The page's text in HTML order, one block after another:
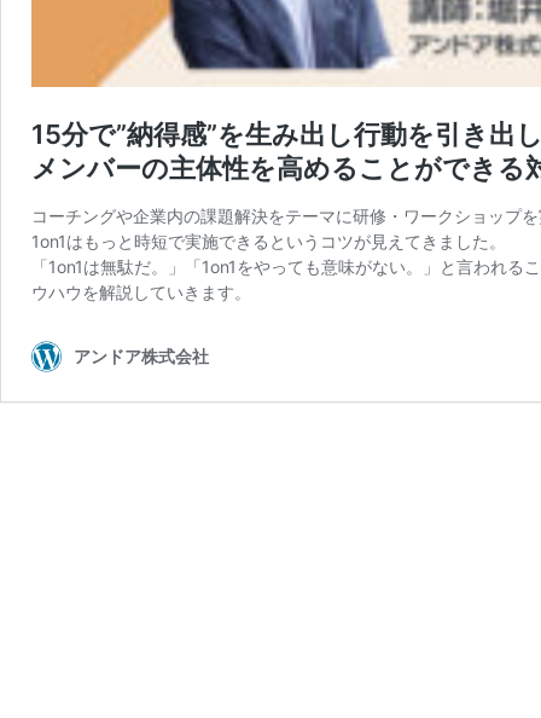
15分で”納得感”を生み出し行動を引き出
メンバーの主体性を高めることができる
コーチングや企業内の課題解決をテーマに研修・ワークショップ
1on1はもっと時短で実施できるというコツが見えてきました。
「1on1は無駄だ。」「1on1をやっても意味がない。」と言われ
ウハウを解説していきます。
アンドア株式会社